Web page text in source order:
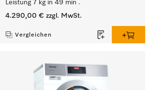
Leistung 7 kg in 49 min .
4.290,00 € zzgl. MwSt.
Vergleichen